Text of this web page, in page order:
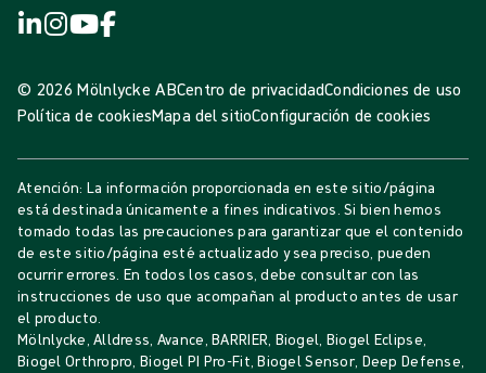
© 2026 Mölnlycke ABCentro de privacidadCondiciones de uso
Política de cookiesMapa del sitioConfiguración de cookies
Atención: La información proporcionada en este sitio/página
está destinada únicamente a fines indicativos. Si bien hemos
tomado todas las precauciones para garantizar que el contenido
de este sitio/página esté actualizado y sea preciso, pueden
ocurrir errores. En todos los casos, debe consultar con las
instrucciones de uso que acompañan al producto antes de usar
el producto.
Mölnlycke, Alldress, Avance, BARRIER, Biogel, Biogel Eclipse,
Biogel Orthropro, Biogel PI Pro-Fit, Biogel Sensor, Deep Defense,